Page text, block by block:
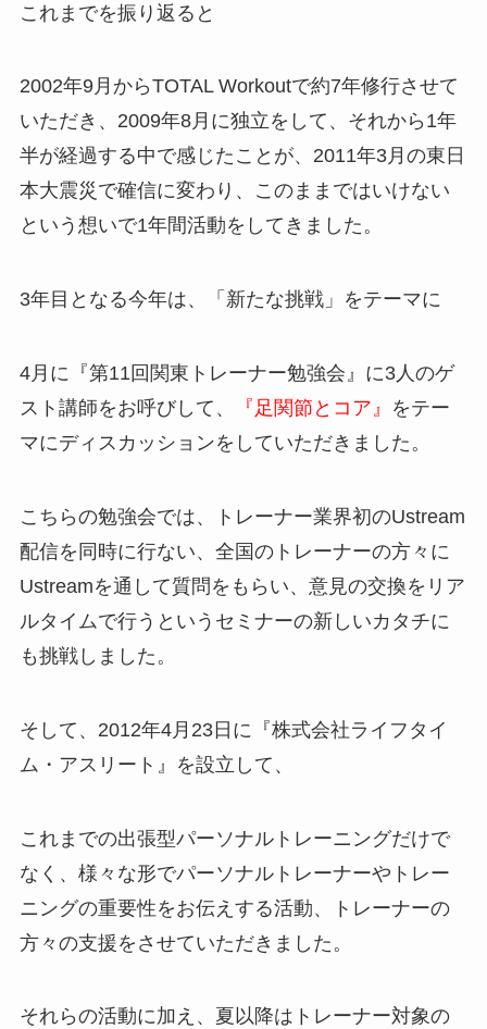
これまでを振り返ると
2002年9月からTOTAL Workoutで約7年修行させて
いただき、2009年8月に独立をして、それから1年
半が経過する中で感じたことが、2011年3月の東日
本大震災で確信に変わり、このままではいけない
という想いで1年間活動をしてきました。
3年目となる今年は、「新たな挑戦」をテーマに
4月に『第11回関東トレーナー勉強会』に3人のゲ
スト講師をお呼びして、
『足関節とコア』
をテー
マにディスカッションをしていただきました。
こちらの勉強会では、トレーナー業界初のUstream
配信を同時に行ない、全国のトレーナーの方々に
Ustreamを通して質問をもらい、意見の交換をリア
ルタイムで行うというセミナーの新しいカタチに
も挑戦しました。
そして、2012年4月23日に『株式会社ライフタイ
ム・アスリート』を設立して、
これまでの出張型パーソナルトレーニングだけで
なく、様々な形でパーソナルトレーナーやトレー
ニングの重要性をお伝えする活動、トレーナーの
方々の支援をさせていただきました。
それらの活動に加え、夏以降はトレーナー対象の